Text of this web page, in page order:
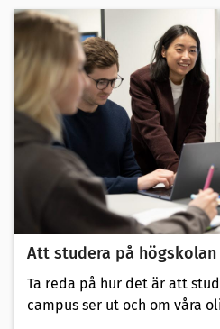
Att studera på högskolan
Ta reda på hur det är att
campus ser ut och om våra